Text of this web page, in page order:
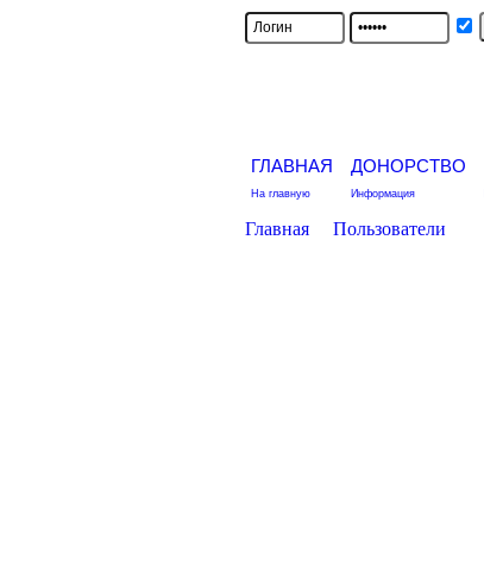
ГЛАВНАЯ
На главную
ДОНОРСТВО
Информация
Главная Пользователи